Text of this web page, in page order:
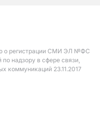
о регистрации СМИ ЭЛ №ФС
надзору в сфере связи,
коммуникаций 23.11.2017